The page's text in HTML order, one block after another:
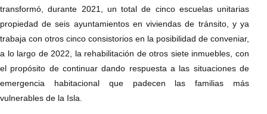
transformó, durante 2021, un total de cinco escuelas unitarias
propiedad de seis ayuntamientos en viviendas de tránsito, y ya
trabaja con otros cinco consistorios en la posibilidad de conveniar,
a lo largo de 2022, la rehabilitación de otros siete inmuebles, con
el propósito de continuar dando respuesta a las situaciones de
emergencia habitacional que padecen las familias más
vulnerables de la Isla.